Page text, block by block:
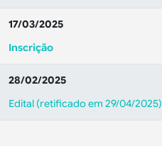
17/03/2025
Inscrição
28/02/2025
Edital (retificado em 29/04/2025)